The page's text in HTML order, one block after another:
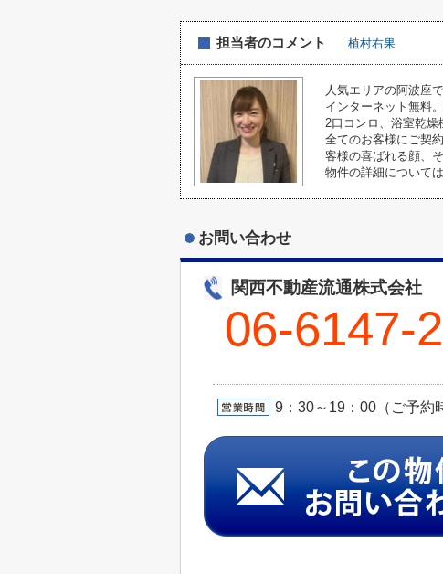
担当者のコメント 植村右果
人気エリアの阿波座
インターネット無料
2口コンロ、浴室乾燥
全てのお客様にご契
客様の喜ばれる顔、
物件の詳細について
お問い合わせ
関西不動産流通株式
06-6147-
9：30～19：00（ご予約